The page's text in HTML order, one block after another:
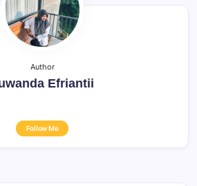
Author
Efriantii
Follow Me